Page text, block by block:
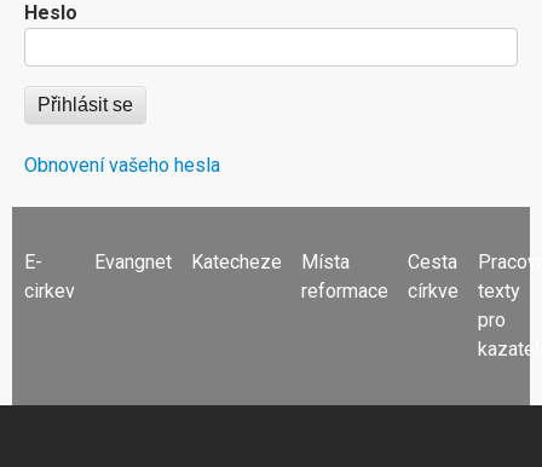
Heslo
Obnovení vašeho hesla
FOOTER
MENU
E-
cirkev
Evangnet Katecheze
Místa
reformace
Cesta
církve
texty
pro